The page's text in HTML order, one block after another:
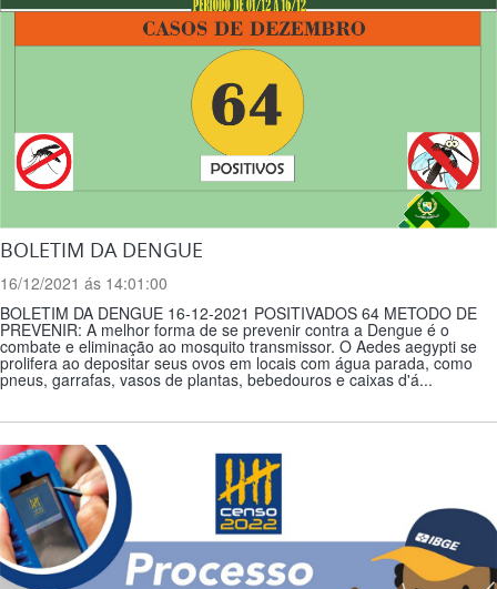
BOLETIM DA DENGUE
16/12/2021 ás 14:01:00
BOLETIM DA DENGUE 16-12-2021 POSITIVADOS 64 METODO DE
PREVENIR: A melhor forma de se prevenir contra a Dengue é o
combate e eliminação ao mosquito transmissor. O Aedes aegypti se
prolifera ao depositar seus ovos em locais com água parada, como
pneus, garrafas, vasos de plantas, bebedouros e caixas d'á...